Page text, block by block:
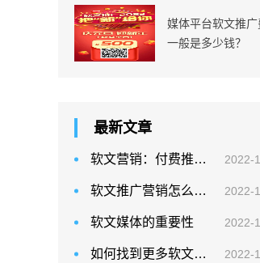
媒体平台软文推广
一般是多少钱？
最新文章
软文营销：付费推广—选择性价比最高的 2022-
软文推广营销怎么写软文？ 如何撰写一篇吸引万千读者的软文？ 2022-
软文媒体的重要性 2022-
如何找到更多软文资源 2022-